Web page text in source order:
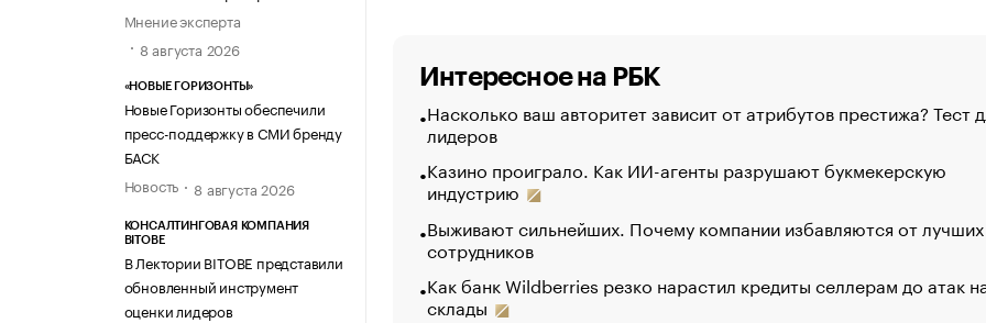
Мнение эксперта
8 августа 2026
«НОВЫЕ ГОРИЗОНТЫ»
Новые Горизонты обеспечили
пресс-поддержку в СМИ бренду
БАСК
Новость
8 августа 2026
КОНСАЛТИНГОВАЯ КОМПАНИЯ
BITOBE
В Лектории BITOBE представили
обновленный инструмент
оценки лидеров
Интересное на РБК
Насколько ваш авторитет зависит от атрибутов престижа? Тест
лидеров
Казино проиграло. Как ИИ-агенты разрушают букмекерскую
индустрию
Выживают сильнейших. Почему компании избавляются от лучших
сотрудников
Как банк Wildberries резко нарастил кредиты селлерам до атак
склады